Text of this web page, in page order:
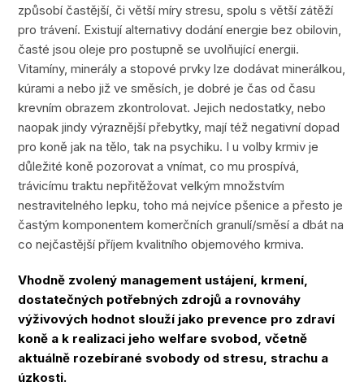
způsobí častější, či větší míry stresu, spolu s větší zátěží
pro trávení. Existují alternativy dodání energie bez obilovin,
časté jsou oleje pro postupně se uvolňující energii.
Vitamíny, minerály a stopové prvky lze dodávat minerálkou,
kúrami a nebo již ve směsích, je dobré je čas od času
krevním obrazem zkontrolovat. Jejich nedostatky, nebo
naopak jindy výraznější přebytky, mají též negativní dopad
pro koně jak na tělo, tak na psychiku. I u volby krmiv je
důležité koně pozorovat a vnímat, co mu prospívá,
trávicímu traktu nepřitěžovat velkým množstvím
nestravitelného lepku, toho má nejvíce pšenice a přesto je
častým komponentem komerčních granulí/směsí a dbát na
co nejčastější příjem kvalitního objemového krmiva.
Vhodně zvolený management ustájení, krmení,
dostatečných potřebných zdrojů a rovnováhy
výživových hodnot slouží jako prevence pro zdraví
koně a k realizaci jeho welfare svobod, včetně
aktuálně rozebírané svobody od stresu, strachu a
úzkosti.